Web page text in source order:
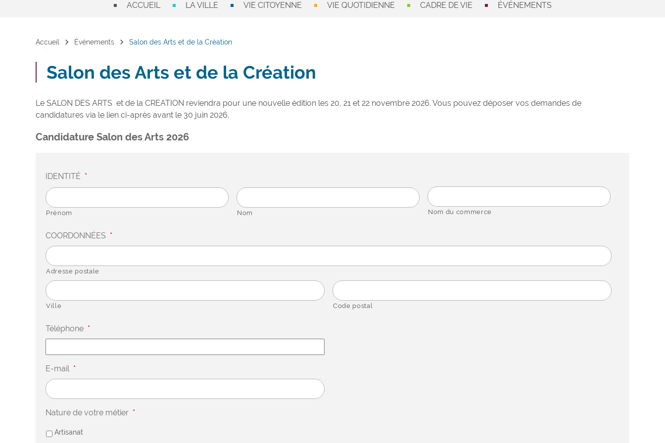
ACCUEIL LA VILLE VIE CITOYENNE VIE QUOTIDIENNE CADRE DE VIE ÉVÉNEMENTS
Accueil chevron_right Événements chevron_right Salon des Arts et de la Création
Salon des Arts et de la Création
Le SALON DES ARTS et de la CREATION reviendra pour une nouvelle édition les 20, 21 et 22 novembre 2026. Vous pouvez déposer vos demandes de
candidatures via le lien ci-après avant le 30 juin 2026.
Candidature Salon des Arts 2026
IDENTITÉ *
Prénom Nom Nom du commerce
COORDONNÉES *
Adresse postale
Ville Code postal
Téléphone *
E-mail *
Nature de votre métier *
Artisanat